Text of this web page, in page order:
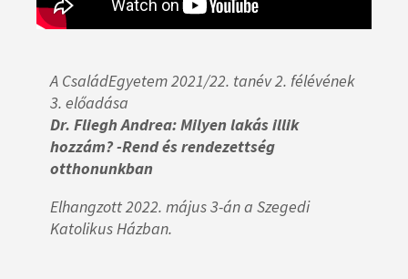
A CsaládEgyetem 2021/22. tanév 2. félévének
3. előadása
Dr. Fliegh Andrea: Milyen lakás illik
hozzám? -Rend és rendezettség
otthonunkban
Elhangzott 2022. május 3-án a Szegedi
Katolikus Házban.